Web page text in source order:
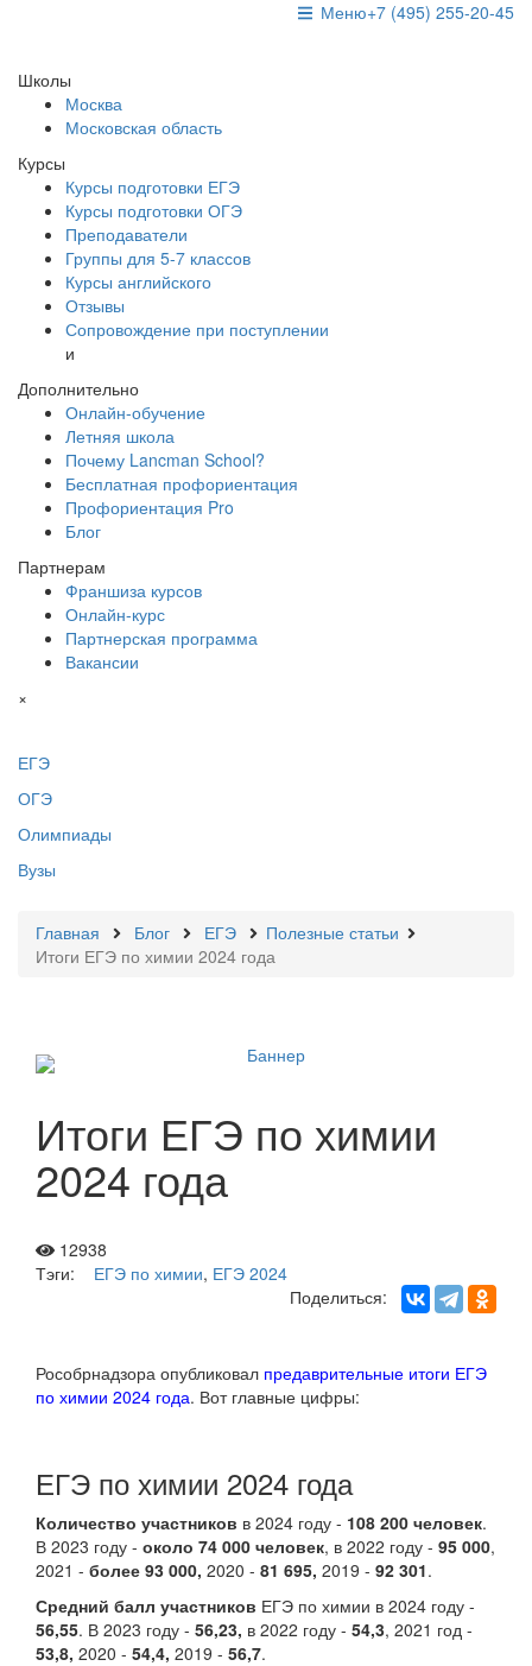
+7 (495) 255-20-45
Меню
Школы
Москва
Московская область
Курсы
Курсы подготовки ЕГЭ
Курсы подготовки ОГЭ
Преподаватели
Группы для 5-7 классов
Курсы английского
Отзывы
Сопровождение при поступлении
и
Дополнительно
Онлайн-обучение
Летняя школа
Почему Lancman School?
Бесплатная профориентация
Профориентация Pro
Блог
Партнерам
Франшиза курсов
Онлайн-курс
Партнерская программа
Вакансии
×
ЕГЭ
ОГЭ
Олимпиады
Вузы
Главная Блог ЕГЭ
Полезные статьи
Итоги ЕГЭ по химии 2024 года
Итоги ЕГЭ по химии
2024 года
12938
Тэги:
ЕГЭ по химии, ЕГЭ 2024
Поделиться:
Рособрнадзора опубликовал предаврительные итоги ЕГЭ
по химии 2024 года. Вот главные цифры:
ЕГЭ по химии 2024 года
Количество участников в 2024 году - 108 200 человек.
В 2023 году - около 74 000 человек, в 2022 году - 95 000,
2021 - более 93 000, 2020 - 81 695, 2019 - 92 301.
Средний балл участников ЕГЭ по химии в 2024 году -
56,55. В 2023 году - 56,23, в 2022 году - 54,3, 2021 год -
53,8, 2020 - 54,4, 2019 - 56,7.